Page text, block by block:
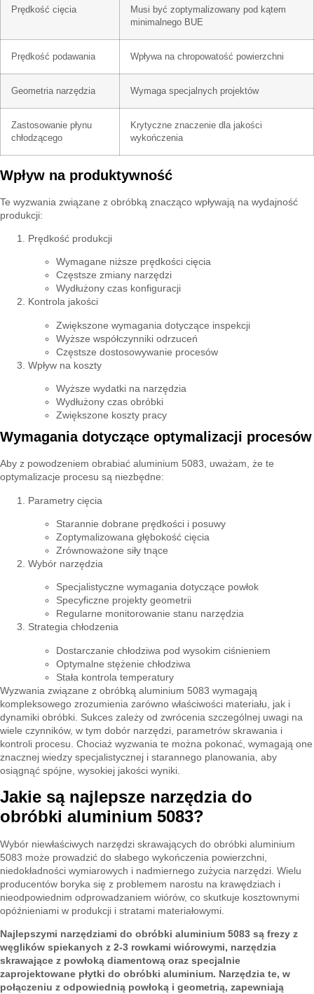
Prędkość cięcia
Musi być zoptymalizowany pod kątem
minimalnego BUE
Prędkość podawania Wpływa na chropowatość powierzchni
Geometria narzędzia Wymaga specjalnych projektów
Zastosowanie płynu
chłodzącego
Krytyczne znaczenie dla jakości
wykończenia
Wpływ na produktywność
Te wyzwania związane z obróbką znacząco wpływają na wydajność
produkcji:
Prędkość produkcji
Wymagane niższe prędkości cięcia
Częstsze zmiany narzędzi
Wydłużony czas konfiguracji
Kontrola jakości
Zwiększone wymagania dotyczące inspekcji
Wyższe współczynniki odrzuceń
Częstsze dostosowywanie procesów
Wpływ na koszty
Wyższe wydatki na narzędzia
Wydłużony czas obróbki
Zwiększone koszty pracy
Wymagania dotyczące optymalizacji procesów
Aby z powodzeniem obrabiać aluminium 5083, uważam, że te
optymalizacje procesu są niezbędne:
Parametry cięcia
Starannie dobrane prędkości i posuwy
Zoptymalizowana głębokość cięcia
Zrównoważone siły tnące
Wybór narzędzia
Specjalistyczne wymagania dotyczące powłok
Specyficzne projekty geometrii
Regularne monitorowanie stanu narzędzia
Strategia chłodzenia
Dostarczanie chłodziwa pod wysokim ciśnieniem
Optymalne stężenie chłodziwa
Stała kontrola temperatury
Wyzwania związane z obróbką aluminium 5083 wymagają
kompleksowego zrozumienia zarówno właściwości materiału, jak i
dynamiki obróbki. Sukces zależy od zwrócenia szczególnej uwagi na
wiele czynników, w tym dobór narzędzi, parametrów skrawania i
kontroli procesu. Chociaż wyzwania te można pokonać, wymagają one
znacznej wiedzy specjalistycznej i starannego planowania, aby
osiągnąć spójne, wysokiej jakości wyniki.
Jakie są najlepsze narzędzia do
obróbki aluminium 5083?
Wybór niewłaściwych narzędzi skrawających do obróbki aluminium
5083 może prowadzić do słabego wykończenia powierzchni,
niedokładności wymiarowych i nadmiernego zużycia narzędzi. Wielu
producentów boryka się z problemem narostu na krawędziach i
nieodpowiednim odprowadzaniem wiórów, co skutkuje kosztownymi
opóźnieniami w produkcji i stratami materiałowymi.
Najlepszymi narzędziami do obróbki aluminium 5083 są frezy z
węglików spiekanych z 2-3 rowkami wiórowymi, narzędzia
skrawające z powłoką diamentową oraz specjalnie
zaprojektowane płytki do obróbki aluminium. Narzędzia te, w
połączeniu z odpowiednią powłoką i geometrią, zapewniają